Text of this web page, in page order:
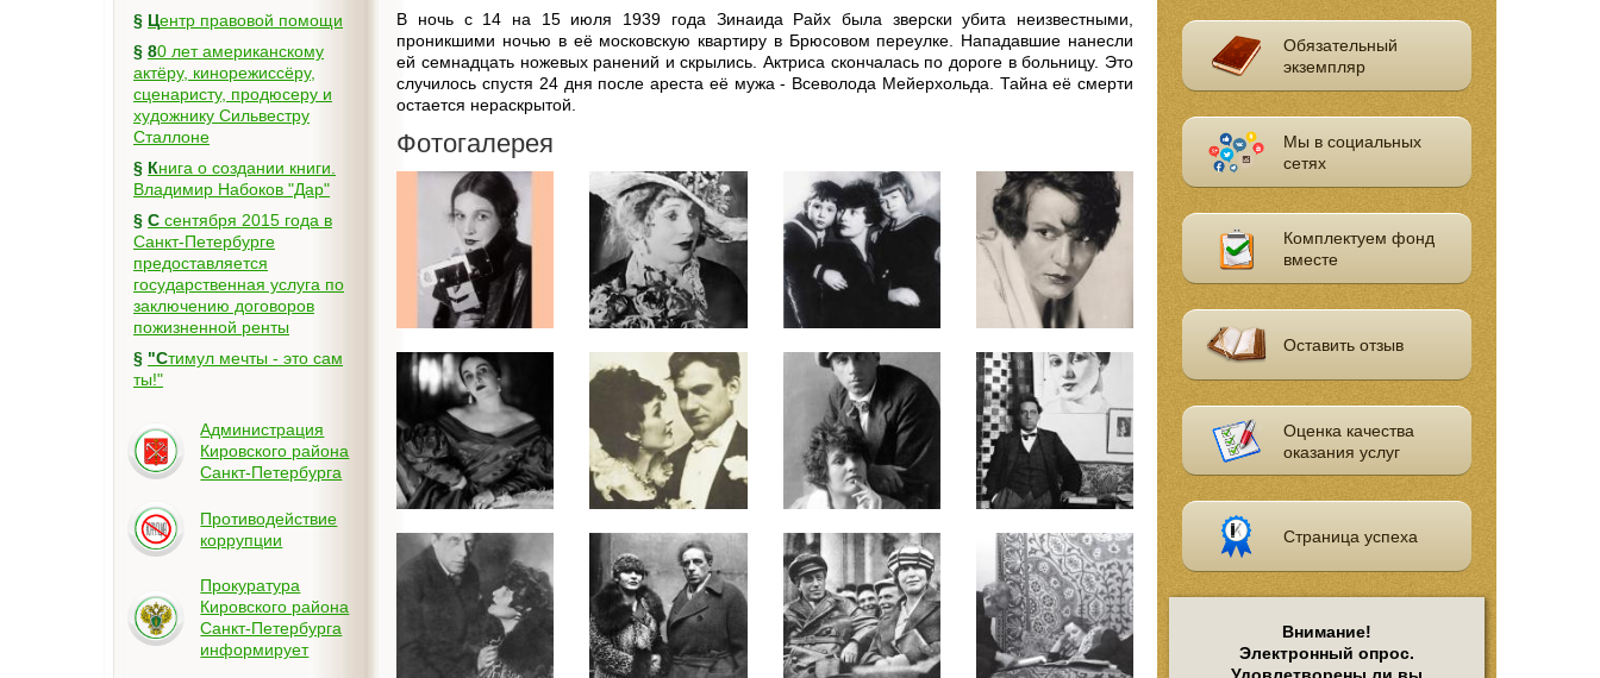
§
Центр правовой помощи
§ 80 лет американскому
актёру, кинорежиссёру,
сценаристу, продюсеру и
художнику Сильвестру
Сталлоне
§ Книга о создании книги.
Владимир Набоков "Дар"
§ С сентября 2015 года в
Санкт-Петербурге
предоставляется
государственная услуга по
заключению договоров
пожизненной ренты
§ "Стимул мечты - это сам
ты!"
Администрация
Кировского района
Санкт-Петербурга
Противодействие
коррупции
Прокуратура
Кировского района
Санкт-Петербурга
информирует
В ночь с 14 на 15 июля 1939 года Зинаида Райх была зверски убита неизвестными,
проникшими ночью в её московскую квартиру в Брюсовом переулке. Нападавшие нанесли
ей семнадцать ножевых ранений и скрылись. Актриса скончалась по дороге в больницу. Это
случилось спустя 24 дня после ареста её мужа - Всеволода Мейерхольда. Тайна её смерти
остается нераскрытой.
Фотогалерея
Обязательный
экземпляр
Мы в социальных
сетях
Комплектуем фонд
вместе
Оставить отзыв
Оценка качества
оказания услуг
Страница успеха
Внимание!
Электронный опрос.